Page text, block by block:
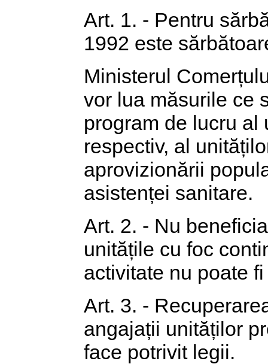
Art. 1. - Pentru
1992 este
Ministerul
vor lua măsurile ce
program de lucru al
respectiv, al
aprovizionării
asistenței sanitare.
Art. 2. - Nu
unitățile cu foc
activitate nu poate
Art. 3. -
angajații unităților
face potrivit legii.